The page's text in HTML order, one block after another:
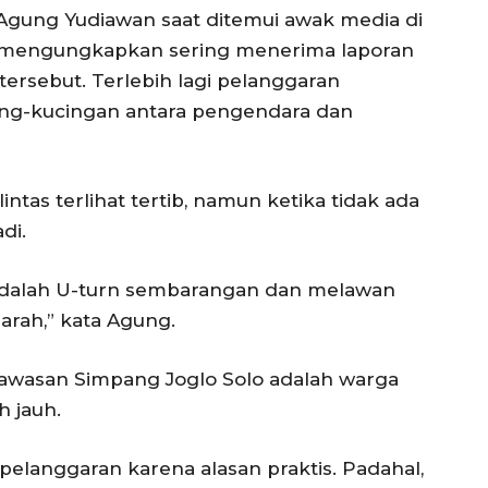
Yudiawan saat ditemui awak media di
mengungkapkan sering menerima laporan
Terlebih lagi pelanggaran
kucingan antara pengendara dan
terlihat tertib, namun ketika tidak ada
U-turn sembarangan dan melawan
kata Agung.
Simpang Joglo Solo adalah warga
jauh.
karena alasan praktis. Padahal,